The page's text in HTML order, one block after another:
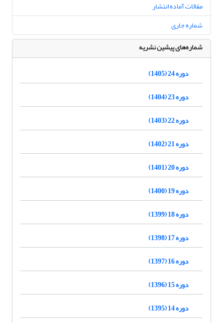
مقالات آماده انتشار
شماره جاری
شماره‌های پیشین نشریه
دوره 24 (1405)
دوره 23 (1404)
دوره 22 (1403)
دوره 21 (1402)
دوره 20 (1401)
دوره 19 (1400)
دوره 18 (1399)
دوره 17 (1398)
دوره 16 (1397)
دوره 15 (1396)
دوره 14 (1395)